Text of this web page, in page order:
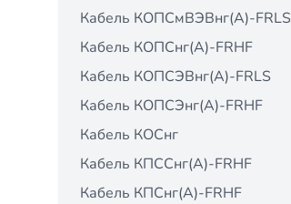
Кабель КОПСмВЭВнг(А)-FRLS
Кабель КОПСнг(А)-FRНF
Кабель КОПСЭВнг(А)-FRLS
Кабель КОПСЭнг(А)-FRНF
Кабель КОСнг
Кабель КПCCнг(А)-FRHF
Кабель КПCнг(А)-FRHF